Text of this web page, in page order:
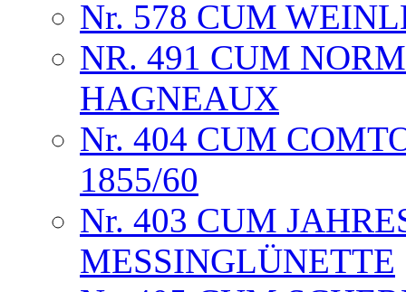
Nr. 578 CUM
NR. 491 CUM
HAGNEAUX
Nr. 404 CUM
1855/60
Nr. 403 CUM
MESSINGLÜNETTE